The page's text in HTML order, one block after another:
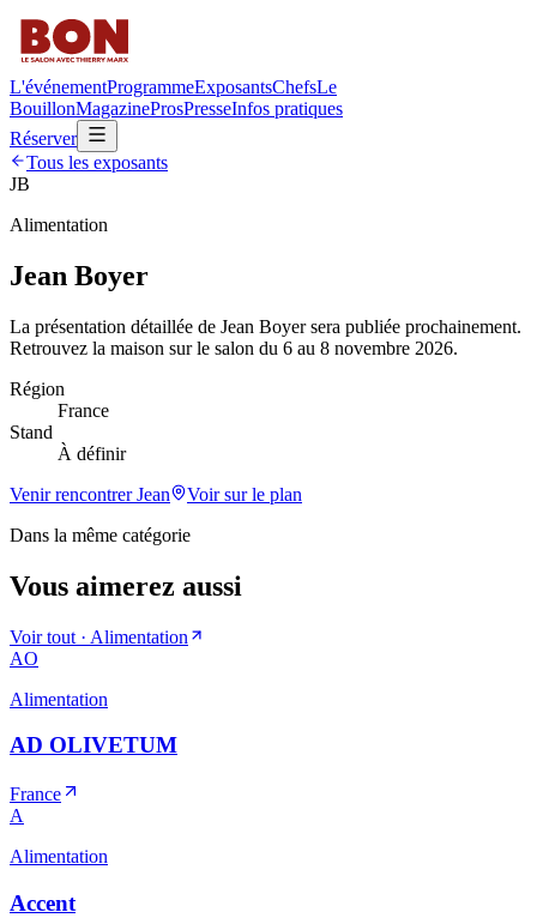
L'événementProgrammeExposantsChefsLe
BouillonMagazineProsPresseInfos pratiques
Réserver
Tous les exposants
JB
Alimentation
Jean Boyer
La présentation détaillée de Jean Boyersera publiée prochainement.
Retrouvez la maison sur le salon du 6 au 8 novembre 2026.
Région
France
Stand
À définir
Venir rencontrerJean
Voir sur le plan
Dans la même catégorie
Vous aimerez aussi
Voir tout · Alimentation
AO
Alimentation
AD OLIVETUM
France
A
Alimentation
Accent